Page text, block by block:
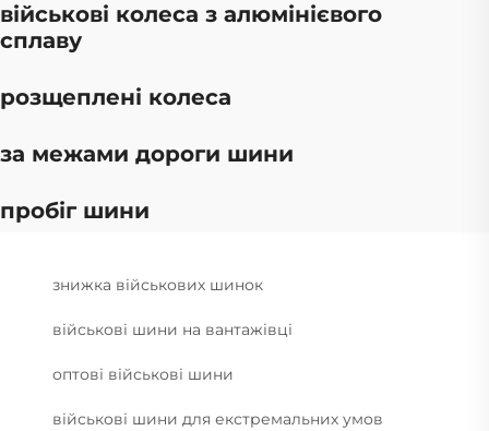
військові колеса з алюмінієвого
сплаву
розщеплені колеса
за межами дороги шини
пробіг шини
знижка військових шинок
військові шини на вантажівці
оптові військові шини
військові шини для екстремальних умов